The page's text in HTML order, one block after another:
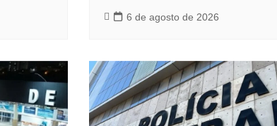
6 de agosto de 2026